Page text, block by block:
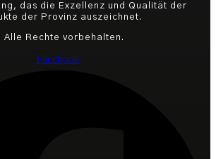
das die Exzellenz und Qualität der
der Provinz auszeichnet.
Alle Rechte vorbehalten.
Facebook